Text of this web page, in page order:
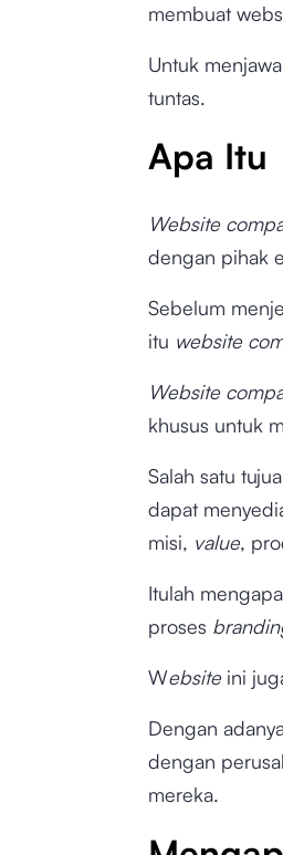
membuat
Untuk
tuntas.
Apa Itu
Website
dengan pihak
Sebelum
itu website
Website
khusus untuk
Salah satu
dapat
misi, value,
Itulah
proses
Website ini
Dengan
dengan
mereka.